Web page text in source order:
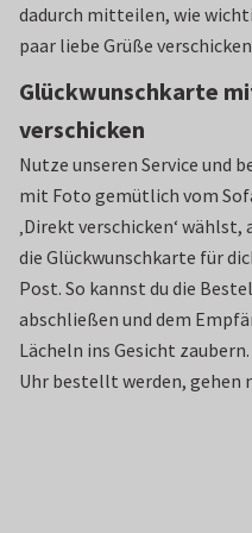
dadurch mitteilen, wie
paar liebe Grüße
Glückwunschkarte
verschicken
Nutze unseren Service und
mit Foto gemütlich vom
‚Direkt verschicken‘
die Glückwunschkarte für
Post. So kannst du die
abschließen und dem
Lächeln ins Gesicht
Uhr bestellt werden, gehen